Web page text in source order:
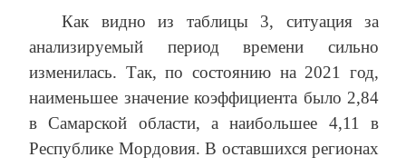
Как видно из таблицы 3, ситуация за
анализируемый период времени сильно
изменилась. Так, по состоянию на 2021 год,
наименьшее значение коэффициента было 2,84
в Самарской области, а наибольшее 4,11 в
Республике Мордовия. В оставшихся регионах